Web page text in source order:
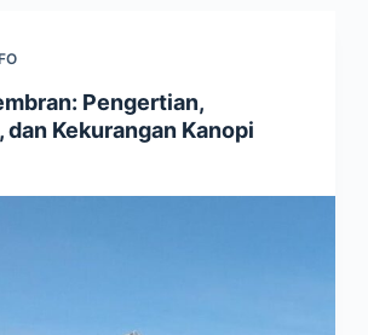
Pengertian,
dan Kekurangan Kanopi